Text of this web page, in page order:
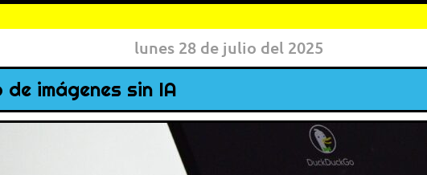
lunes 28 de julio del 2025
imágenes sin IA